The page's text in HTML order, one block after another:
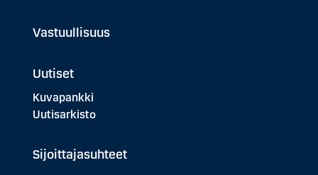
Vastuullisuus
Uutiset
Kuvapankki
Uutisarkisto
Sijoittajasuhteet